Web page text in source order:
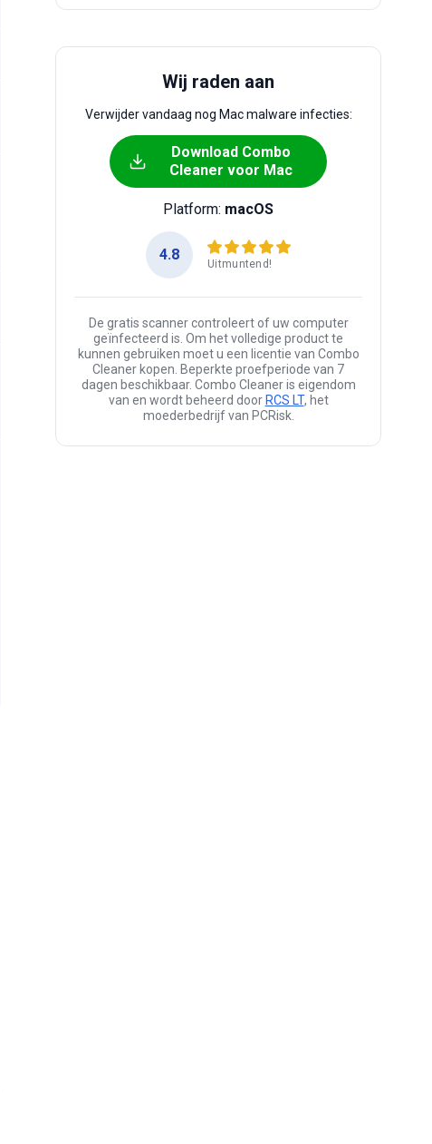
Wij raden aan
Verwijder vandaag nog Mac malware infecties:
Download Combo
Cleaner voor Mac
Platform: macOS
4.8
Uitmuntend!
De gratis scanner controleert of uw computer
geïnfecteerd is. Om het volledige product te
kunnen gebruiken moet u een licentie van Combo
Cleaner kopen. Beperkte proefperiode van 7
dagen beschikbaar. Combo Cleaner is eigendom
van en wordt beheerd door RCS LT, het
moederbedrijf van PCRisk.